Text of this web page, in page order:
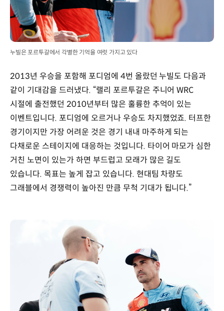
누빌은 포르투갈에서 각별한 기억을 여럿 가지고 있다
2013년 우승을 포함해 포디엄에 4번 올랐던 누빌도 다음과
같이 기대감을 드러냈다. “랠리 포르투갈은 주니어 WRC
시절에 출전했던 2010년부터 많은 훌륭한 추억이 있는
이벤트입니다. 포디엄에 오르거나 우승도 차지했었죠. 터프한
경기이지만 가장 어려운 것은 경기 내내 마주하게 되는
다채로운 스테이지에 대응하는 것입니다. 타이어 마모가 심한
거친 노면이 있는가 하면 부드럽고 모래가 많은 길도
있습니다. 목표는 높게 잡고 있습니다. 현대팀 차량도
그래블에서 경쟁력이 높아진 만큼 무척 기대가 됩니다.”